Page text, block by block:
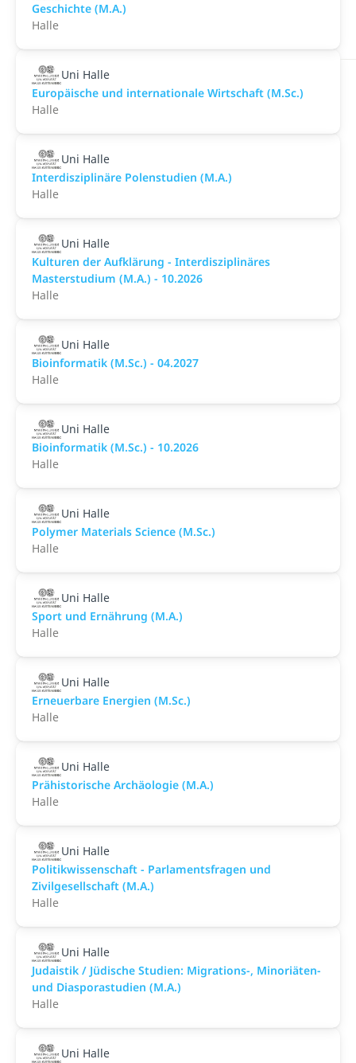
Geschichte (M.A.)
Halle
Uni Halle
Europäische und internationale Wirtschaft (M.Sc.)
Halle
Uni Halle
Interdisziplinäre Polenstudien (M.A.)
Halle
Uni Halle
Kulturen der Aufklärung - Interdisziplinäres
Masterstudium (M.A.) - 10.2026
Halle
Uni Halle
Bioinformatik (M.Sc.) - 04.2027
Halle
Uni Halle
Bioinformatik (M.Sc.) - 10.2026
Halle
Uni Halle
Polymer Materials Science (M.Sc.)
Halle
Uni Halle
Sport und Ernährung (M.A.)
Halle
Uni Halle
Erneuerbare Energien (M.Sc.)
Halle
Uni Halle
Prähistorische Archäologie (M.A.)
Halle
Uni Halle
Politikwissenschaft - Parlamentsfragen und
Zivilgesellschaft (M.A.)
Halle
Uni Halle
Judaistik / Jüdische Studien: Migrations-, Minoriäten-
und Diasporastudien (M.A.)
Halle
Uni Halle